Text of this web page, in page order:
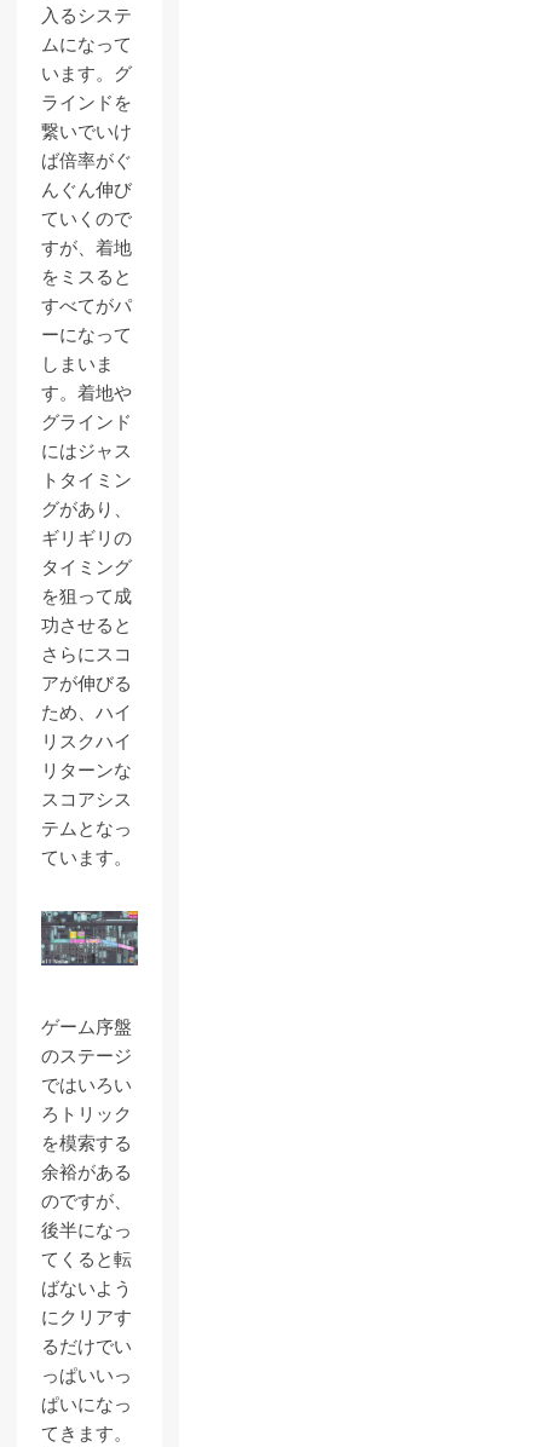
入るシステ
ムになって
います。グ
ラインドを
繋いでいけ
ば倍率がぐ
んぐん伸び
ていくので
すが、着地
をミスると
すべてがパ
ーになって
しまいま
す。着地や
グラインド
にはジャス
トタイミン
グがあり、
ギリギリの
タイミング
を狙って成
功させると
さらにスコ
アが伸びる
ため、ハイ
リスクハイ
リターンな
スコアシス
テムとなっ
ています。
ゲーム序盤
のステージ
ではいろい
ろトリック
を模索する
余裕がある
のですが、
後半になっ
てくると転
ばないよう
にクリアす
るだけでい
っぱいいっ
ぱいになっ
てきます。